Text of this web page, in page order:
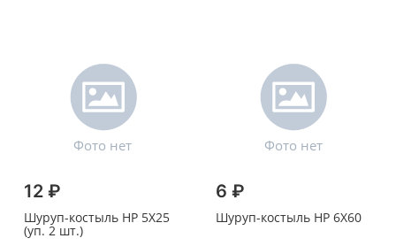
12 ₽
Шуруп-костыль HP 5X25
(уп. 2 шт.)
6 ₽
Шуруп-костыль HP 6X60